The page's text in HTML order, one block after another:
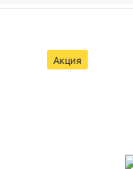
Акция